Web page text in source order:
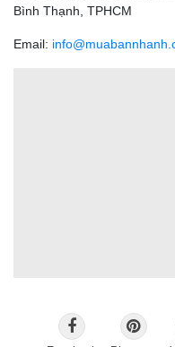
Bình Thạnh, TPHCM
Email: